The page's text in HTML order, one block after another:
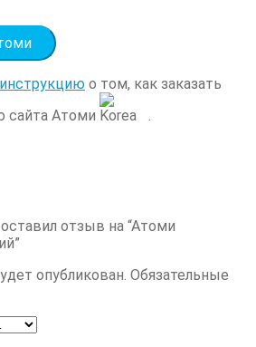
о том, как заказать
сайта Атоми
.
отзыв на “Атоми
опубликован. Обязательные